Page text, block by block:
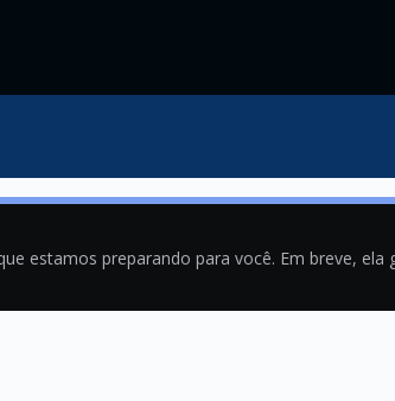
estamos preparando para você. Em breve,